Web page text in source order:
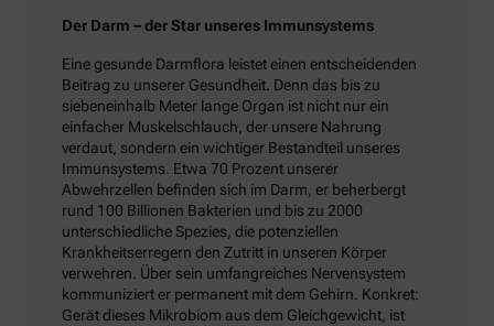
Der Darm – der Star unseres Immunsystems
Eine gesunde Darmflora leistet einen entscheidenden
Beitrag zu unserer Gesundheit. Denn das bis zu
siebeneinhalb Meter lange Organ ist nicht nur ein
einfacher Muskelschlauch, der unsere Nahrung
verdaut, sondern ein wichtiger Bestandteil unseres
Immunsystems. Etwa 70 Prozent unserer
Abwehrzellen befinden sich im Darm, er beherbergt
rund 100 Billionen Bakterien und bis zu 2000
unterschiedliche Spezies, die potenziellen
Krankheitserregern den Zutritt in unseren Körper
verwehren. Über sein umfangreiches Nervensystem
kommuniziert er permanent mit dem Gehirn. Konkret:
Gerät dieses Mikrobiom aus dem Gleichgewicht, ist